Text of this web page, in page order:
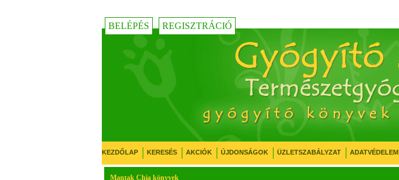
BELÉPÉS REGISZTRÁCIÓ
KEZDŐLAP KERESÉS AKCIÓK ÚJDONSÁGOK ÜZLETSZABÁLYZAT ADATVÉDELEM
Mantak Chia könyvek